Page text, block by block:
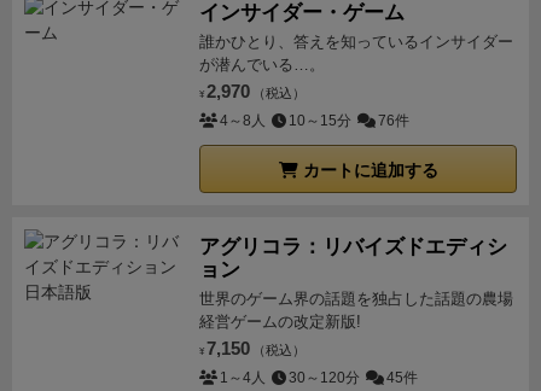
インサイダー・ゲーム
誰かひとり、答えを知っているインサイダー
が潜んでいる…。
¥ 2,970 （税込）
4～8人 10～15分 76件
カートに追加する
アグリコラ：リバイズドエディシ
ョン
世界のゲーム界の話題を独占した話題の農場
経営ゲームの改定新版!
¥ 7,150 （税込）
1～4人 30～120分 45件